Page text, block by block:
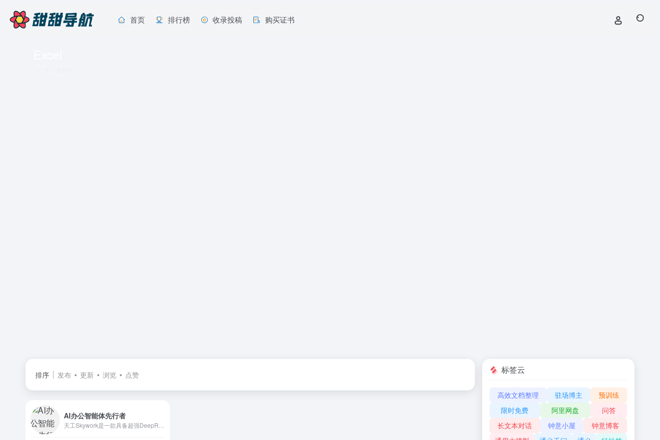
首页 排行榜 收录投稿 购买证书
排序 发布 更新 浏览 点赞
AI办公智能体先行者
标签云
高效文档整理 驻场博主
预训练
限时免费
阿里网盘
问答
长文本对话
钟意小屋
钟意博客